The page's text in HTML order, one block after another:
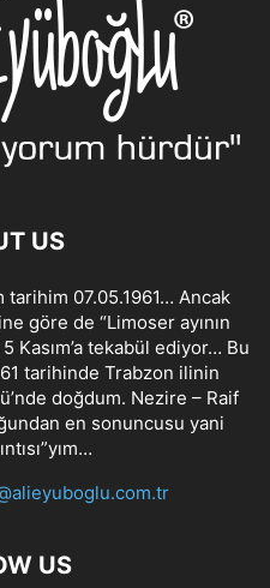
US
tarihim 07.05.1961… Ancak
göre de “Limoser ayının
Kasım’a tekabül ediyor… Bu
tarihinde Trabzon ilinin
doğdum. Nezire – Raif
en sonuncusu yani
US